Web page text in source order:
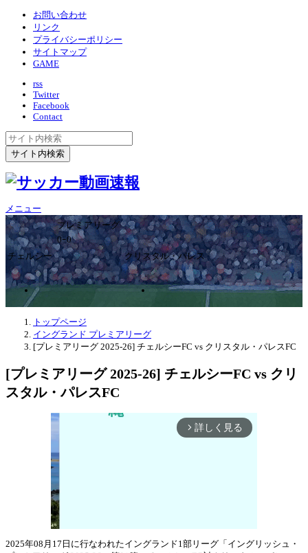
お問い合わせ
リンク
プライバシーポリシー
サイトマップ
GAME
rss
Twitter
Facebook
Contact
メニュー
プレミアリーグ
0ｰ0
チェルシー
クリスタル・パレス
トップページ
イングランド プレミアリーグ
[プレミアリーグ 2025-26] チェルシーFC vs クリスタル・パレスFC
[プレミアリーグ 2025-26] チェルシーFC vs クリ
スタル・パレスFC
arrow_forward_ios 詳しく見る
2025年08月17日に行なわれたイングランド1部リーグ「イングリッシュ・